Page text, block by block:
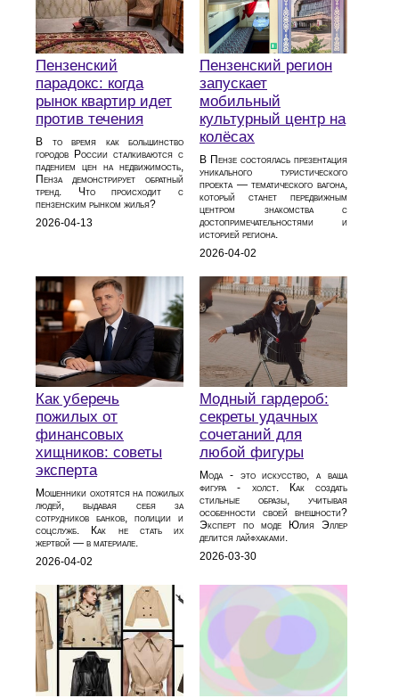
Пензенский
парадокс: когда
рынок квартир идет
против течения
В то время как большинство
городов России сталкиваются с
падением цен на недвижимость,
Пенза демонстрирует обратный
тренд. Что происходит с
пензенским рынком жилья?
2026-04-13
Пензенский регион
запускает
мобильный
культурный центр на
колёсах
В Пензе состоялась презентация
уникального туристического
проекта — тематического вагона,
который станет передвижным
центром знакомства с
достопримечательностями и
историей региона.
2026-04-02
Как уберечь
пожилых от
финансовых
хищников: советы
эксперта
Мошенники охотятся на пожилых
людей, выдавая себя за
сотрудников банков, полиции и
соцслужб. Как не стать их
жертвой — в материале.
2026-04-02
Модный гардероб:
секреты удачных
сочетаний для
любой фигуры
Мода - это искусство, а ваша
фигура - холст. Как создать
стильные образы, учитывая
особенности своей внешности?
Эксперт по моде Юлия Эллер
делится лайфхаками.
2026-03-30